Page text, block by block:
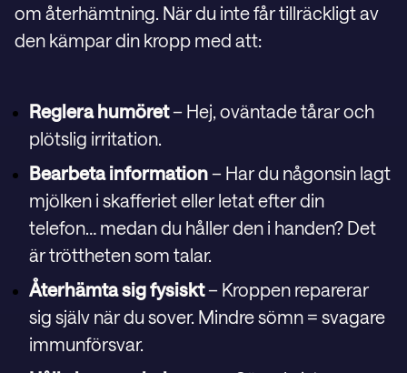
om återhämtning. När du inte får tillräckligt av
den kämpar din kropp med att:
Reglera humöret– Hej, oväntade tårar och
plötslig irritation.
Bearbeta information– Har du någonsin lagt
mjölken i skafferiet eller letat efter din
telefon… medan du håller den i handen? Det
är tröttheten som talar.
Återhämta sig fysiskt– Kroppen reparerar
sig själv när du sover. Mindre sömn = svagare
immunförsvar.